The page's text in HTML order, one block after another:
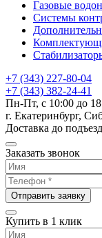
Газовые
Системы
+7 (343) 227-80-04
+7 (343) 382-24-41
Пн-Пт, с 10:00 до
г. Екатеринбург,
Доставка до
Заказать звонок
Отправить заявку
Купить в 1 клик